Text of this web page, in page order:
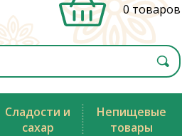
0 товаров
Сладости и
сахар
Непищевые
товары